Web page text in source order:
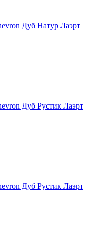
Дуб Натур Лаэрт
Дуб Рустик Лаэрт
Дуб Рустик Лаэрт